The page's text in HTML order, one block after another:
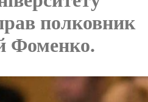
полковник
Фоменко.